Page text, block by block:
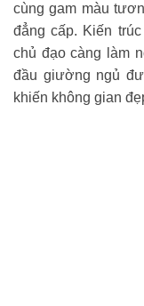
cùng gam màu
đẳng cấp. Kiến
chủ đạo càng làm
đầu giường ngủ
khiến không gian